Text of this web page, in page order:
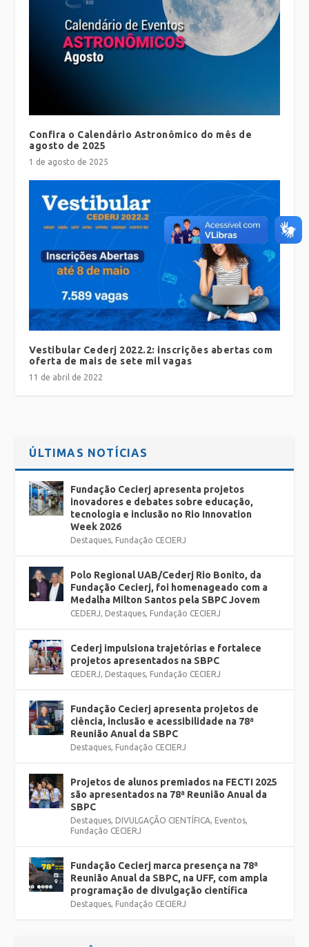
Confira o Calendário Astronômico do mês de
agosto de 2025
1 de agosto de 2025
Vestibular Cederj 2022.2: inscrições abertas com
oferta de mais de sete mil vagas
11 de abril de 2022
ÚLTIMAS NOTÍCIAS
Fundação Cecierj apresenta projetos
inovadores e debates sobre educação,
tecnologia e inclusão no Rio Innovation
Week 2026
Destaques Fundação CECIERJ
Polo Regional UAB/Cederj Rio Bonito, da
Fundação Cecierj, foi homenageado com a
Medalha Milton Santos pela SBPC Jovem
CEDERJ Destaques Fundação CECIERJ
Cederj impulsiona trajetórias e fortalece
projetos apresentados na SBPC
CEDERJ Destaques Fundação CECIERJ
Fundação Cecierj apresenta projetos de
ciência, inclusão e acessibilidade na 78ª
Reunião Anual da SBPC
Destaques Fundação CECIERJ
Projetos de alunos premiados na FECTI 2025
são apresentados na 78ª Reunião Anual da
SBPC
Destaques DIVULGAÇÃO CIENTÍFICA Eventos
Fundação CECIERJ
Fundação Cecierj marca presença na 78ª
Reunião Anual da SBPC, na UFF, com ampla
programação de divulgação científica
Destaques Fundação CECIERJ